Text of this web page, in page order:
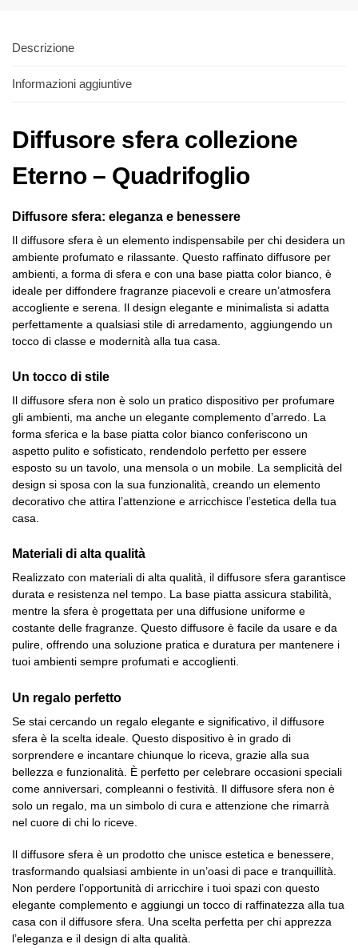
Descrizione
Informazioni aggiuntive
Diffusore sfera collezione
Eterno – Quadrifoglio
Diffusore sfera: eleganza e benessere
Il diffusore sfera è un elemento indispensabile per chi desidera un
ambiente profumato e rilassante. Questo raffinato diffusore per
ambienti, a forma di sfera e con una base piatta color bianco, è
ideale per diffondere fragranze piacevoli e creare un’atmosfera
accogliente e serena. Il design elegante e minimalista si adatta
perfettamente a qualsiasi stile di arredamento, aggiungendo un
tocco di classe e modernità alla tua casa.
Un tocco di stile
Il diffusore sfera non è solo un pratico dispositivo per profumare
gli ambienti, ma anche un elegante complemento d’arredo. La
forma sferica e la base piatta color bianco conferiscono un
aspetto pulito e sofisticato, rendendolo perfetto per essere
esposto su un tavolo, una mensola o un mobile. La semplicità del
design si sposa con la sua funzionalità, creando un elemento
decorativo che attira l’attenzione e arricchisce l’estetica della tua
casa.
Materiali di alta qualità
Realizzato con materiali di alta qualità, il diffusore sfera garantisce
durata e resistenza nel tempo. La base piatta assicura stabilità,
mentre la sfera è progettata per una diffusione uniforme e
costante delle fragranze. Questo diffusore è facile da usare e da
pulire, offrendo una soluzione pratica e duratura per mantenere i
tuoi ambienti sempre profumati e accoglienti.
Un regalo perfetto
Se stai cercando un regalo elegante e significativo, il diffusore
sfera è la scelta ideale. Questo dispositivo è in grado di
sorprendere e incantare chiunque lo riceva, grazie alla sua
bellezza e funzionalità. È perfetto per celebrare occasioni speciali
come anniversari, compleanni o festività. Il diffusore sfera non è
solo un regalo, ma un simbolo di cura e attenzione che rimarrà
nel cuore di chi lo riceve.
Il diffusore sfera è un prodotto che unisce estetica e benessere,
trasformando qualsiasi ambiente in un’oasi di pace e tranquillità.
Non perdere l’opportunità di arricchire i tuoi spazi con questo
elegante complemento e aggiungi un tocco di raffinatezza alla tua
casa con il diffusore sfera. Una scelta perfetta per chi apprezza
l’eleganza e il design di alta qualità.